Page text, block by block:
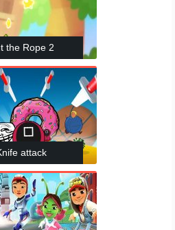
the Rope 2
attack